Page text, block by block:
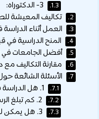
1.3.
2. تكاليف المعيشة
3. العمل أثناء
4. المنح الدراسية في
5. أفضل الجامعات في
6. مقارنة التكاليف مع
7. الأسئلة الشائعة
7.1.
7.2.
7.3.